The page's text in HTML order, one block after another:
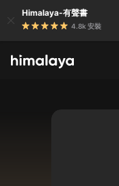
Himalaya-有聲書
4.8k 安裝